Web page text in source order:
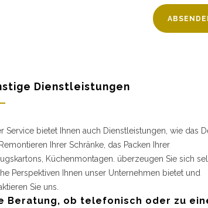
Dienstleistungen
Service bietet Ihnen auch Dienstleistungen, wie das
Ihrer Schränke, das Packen Ihrer
Küchenmontagen. überzeugen Sie sich
Perspektiven Ihnen unser Unternehmen bietet und
Sie uns.
Beratung, ob telefonisch oder zu